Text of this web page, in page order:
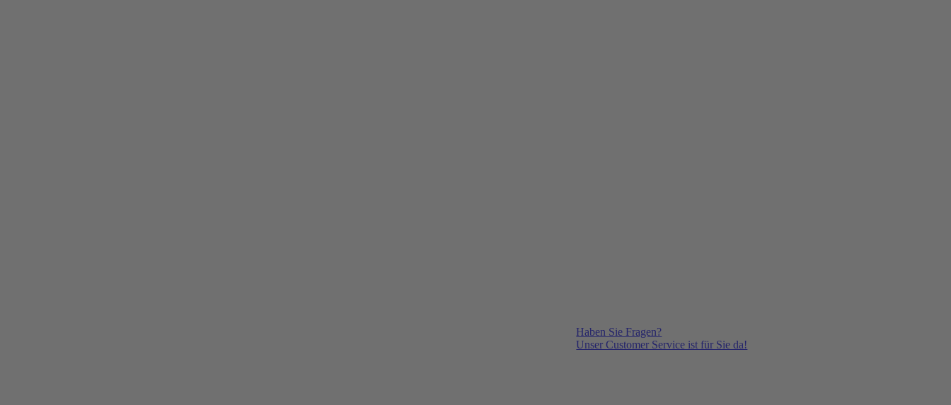
Haben Sie Fragen?
Unser Customer Service ist für Sie da!